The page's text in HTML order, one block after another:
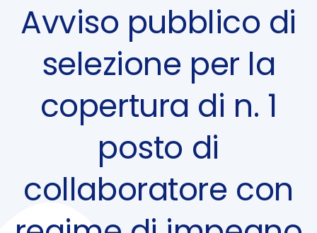
Avviso pubblico di
selezione per la
copertura di n. 1
posto di
collaboratore con